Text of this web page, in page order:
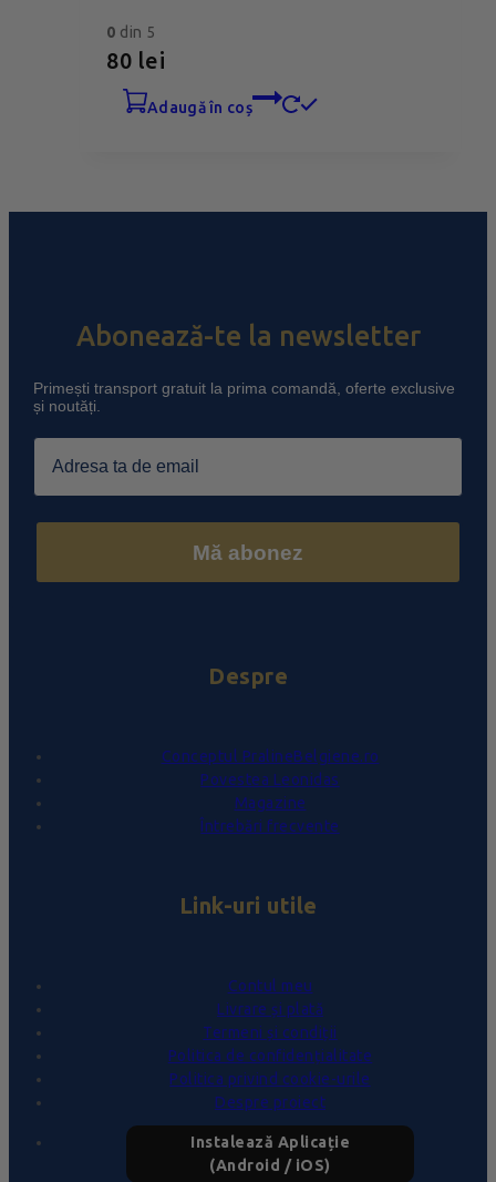
0 din 5
80 lei
adaugă în coș
Abonează-te la newsletter
Primești transport gratuit la prima comandă, oferte exclusive
și noutăți.
Email
Mă abonez
Despre
Conceptul PralineBelgiene.ro
Povestea Leonidas
Magazine
Întrebări frecvente
Link-uri utile
Contul meu
Livrare și plată
Termeni și condiții
Politica de confidențialitate
Politica privind cookie-urile
Despre proiect
Instalează Aplicație
(Android / iOS)